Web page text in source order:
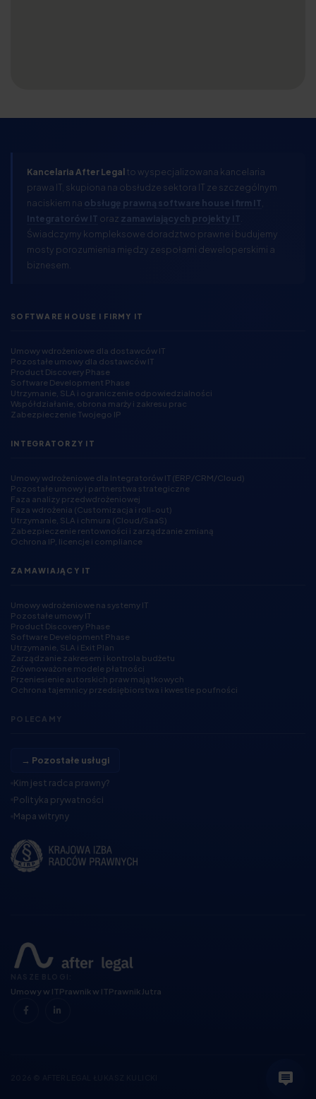
Kancelaria After Legalto wyspecjalizowana kancelaria
prawa IT, skupiona na obsłudze sektora IT ze szczególnym
naciskiem na obsługę prawną software house i firm IT
Integratorów IT oraz zamawiających projekty IT
Świadczymy kompleksowe doradztwo prawne i budujemy
mosty porozumienia między zespołami deweloperskimi a
biznesem.
SOFTWARE HOUSE I FIRMY IT
Umowy wdrożeniowe dla dostawców IT
Pozostałe umowy dla dostawców IT
Product Discovery Phase
Software Development Phase
Utrzymanie, SLA i ograniczenie odpowiedzialności
Współdziałanie, obrona marży i zakresu prac
Zabezpieczenie Twojego IP
INTEGRATORZY IT
Umowy wdrożeniowe dla Integratorów IT (ERP/CRM/Cloud)
Pozostałe umowy i partnerstwa strategiczne
Faza analizy przedwdrożeniowej
Faza wdrożenia (Customizacja i roll-out)
Utrzymanie, SLA i chmura (Cloud/SaaS)
Zabezpieczenie rentowności i zarządzanie zmianą
Ochrona IP, licencje i compliance
ZAMAWIAJĄCY IT
Umowy wdrożeniowe na systemy IT
Pozostałe umowy IT
Product Discovery Phase
Software Development Phase
Utrzymanie, SLA i Exit Plan
Zarządzanie zakresem i kontrola budżetu
Zrównoważone modele płatności
Przeniesienie autorskich praw majątkowych
Ochrona tajemnicy przedsiębiorstwa i kwestie poufności
POLECAMY
→ Pozostałe usługi
Kim jest radca prawny?
Polityka prywatności
Mapa witryny
Umowy w ITPrawnik w ITPrawnik Jutra